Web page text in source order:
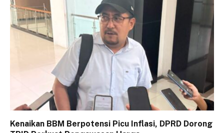
Kenaikan BBM Berpotensi Picu Inflasi, DPRD Dorong